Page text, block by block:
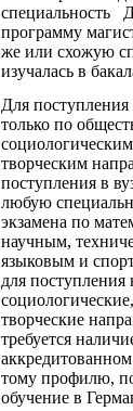
специальность
программу
же или схожую
изучалась в
Для
только по
творческим
поступления в
любую
экзамена по
научным,
языковым и
для
творческие
требуется
тому профилю,
обучение в